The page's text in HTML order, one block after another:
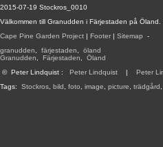
2015-07-19 Stockros_0010
Välkommen till Granudden i Färjestaden på
Cape Pine Garden Project | Footer | Sitemap -
granudden
färjestaden
öland
Granudden
Färjestaden
Öland
© Peter Lindquist : Peter Lindquist | Peter
Tags: Stockros bild foto image picture trädgård